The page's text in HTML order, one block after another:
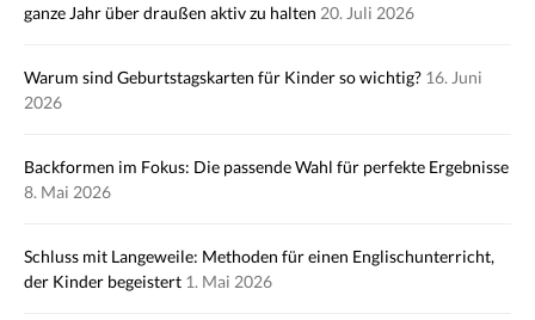
ganze Jahr über draußen aktiv zu halten 20. Juli 2026
Warum sind Geburtstagskarten für Kinder so wichtig? 16. Juni
2026
Backformen im Fokus: Die passende Wahl für perfekte Ergebnisse
8. Mai 2026
Schluss mit Langeweile: Methoden für einen Englischunterricht,
der Kinder begeistert 1. Mai 2026